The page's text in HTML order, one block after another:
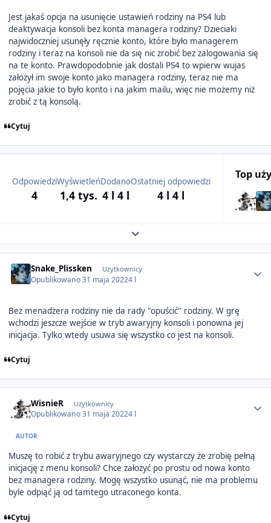
Jest jakaś opcja na usunięcie ustawień rodziny na PS4 lub
deaktywacja konsoli bez konta managera rodziny? Dzieciaki
najwidoczniej usunęły ręcznie konto, które było managerem
rodziny i teraz na konsoli nie da się nic zrobić bez zalogowania się
na te konto. Prawdopodobnie jak dostali PS4 to wpierw wujas
założył im swoje konto jako managera rodziny, teraz nie ma
pojęcia jakie to było konto i na jakim mailu, więc nie możemy niż
zrobić z tą konsolą.
Cytuj
Odpowiedzi
4
Wyświetleń
1,4 tys.
Dodano
4 l 4 l
Ostatniej odpowiedzi
4 l 4 l
Top
Expand topic overview
Snake_Plissken Użytkownicy
Opublikowano31 maja 20224 l
Bez menadżera rodziny nie da rady "opuścić" rodziny. W grę
wchodzi jeszcze wejście w tryb awaryjny konsoli i ponowna jej
inicjacja. Tylko wtedy usuwa się wszystko co jest na konsoli.
Cytuj
WisnieR Użytkownicy
Opublikowano31 maja 20224 l
AUTOR
Muszę to robić z trybu awaryjnego czy wystarczy że zrobię pełną
inicjację z menu konsoli? Chce założyć po prostu od nowa konto
bez managera rodziny. Mogę wszystko usunąć, nie ma problemu
byle odpiąć ją od tamtego utraconego konta.
Cytuj